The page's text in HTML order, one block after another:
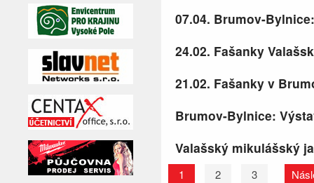
07.04. Brumov-
24.02. Fašanky
21.02. Fašanky v
Brumov-Bylnice:
Valašský mikulášský
1 2 3